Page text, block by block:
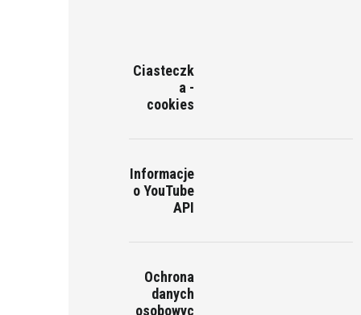
Ciasteczk
a -
cookies
Informacje
o YouTube
API
Ochrona
danych
osobowyc